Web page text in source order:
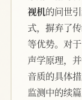
视机的问世
式，摒弃了
等优势。对
声学原理，
音质的具体
监测中的续